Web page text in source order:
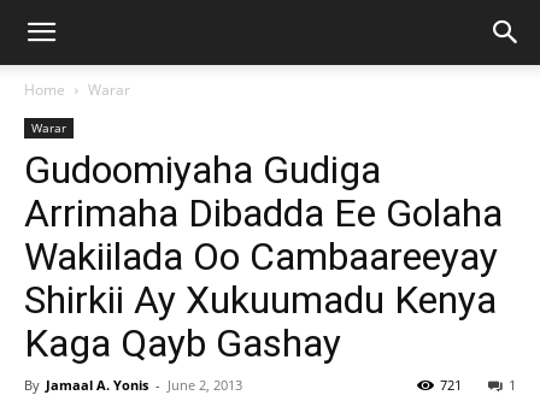
Home Warar
Warar
Gudoomiyaha Gudiga
Arrimaha Dibadda Ee Golaha
Wakiilada Oo Cambaareeyay
Shirkii Ay Xukuumadu Kenya
Kaga Qayb Gashay
By Jamaal A. Yonis - June 2, 2013 1
721